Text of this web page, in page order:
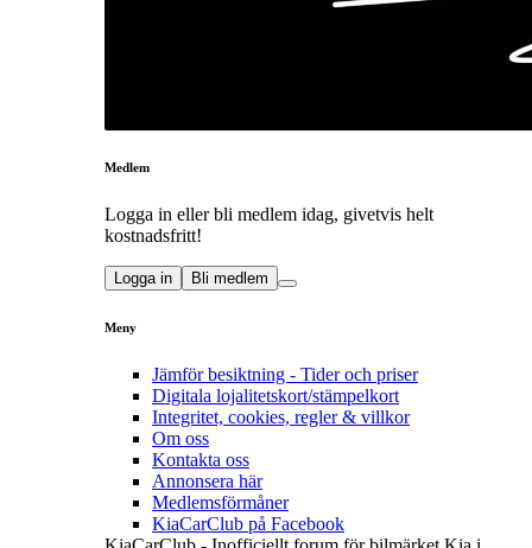
Medlem
Logga in eller bli medlem idag, givetvis helt
kostnadsfritt!
Logga in Bli medlem
Meny
Jämför besiktning - Tider och priser
Digitala lojalitetskort/stämpelkort
Integritet, cookies, regler & villkor
Om oss
Kontakta oss
Annonsera här
Medlemsförmåner
KiaCarClub på Facebook